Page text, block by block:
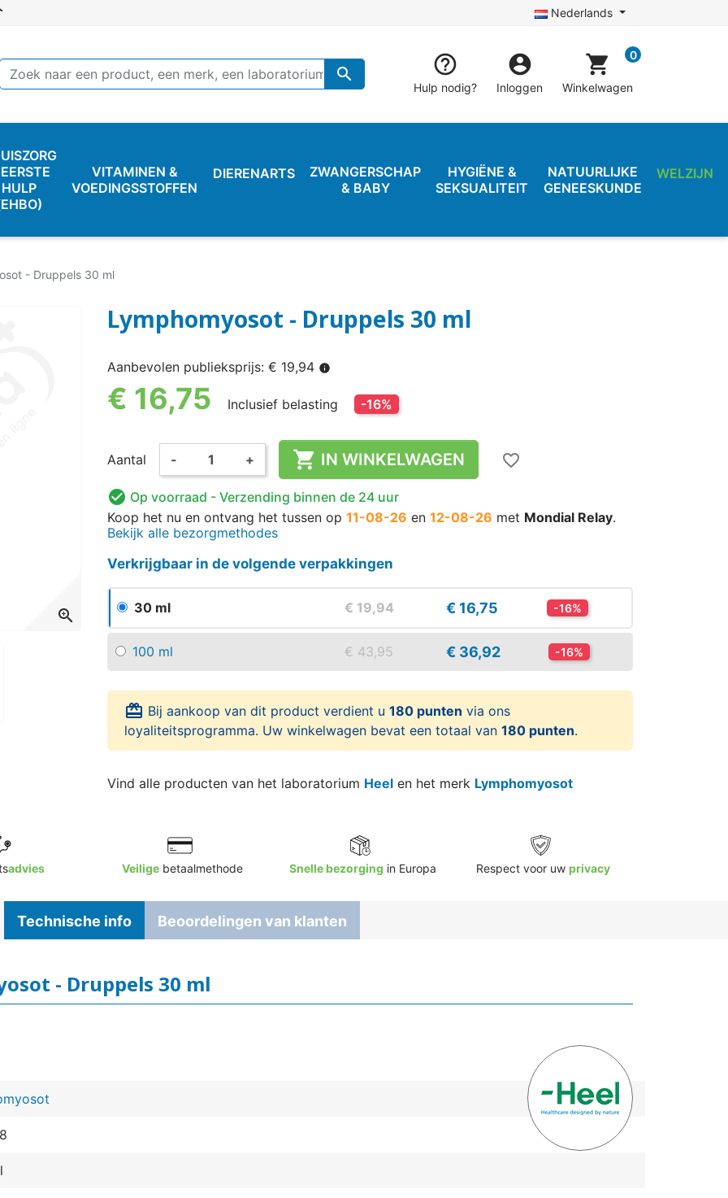
Nederlands
 
Hulp nodig?

Inloggen
shopping_cart 0
Winkelwagen
HULP
VITAMINEN &
VOEDINGSSTOFFEN
DIERENARTS
ZWANGERSCHAP
& BABY
HYGIËNE &
SEKSUALITEIT
NATUURLIJKE
GENEESKUNDE
WELZIJN
- Druppels 30 ml
zoom_in zoom_in
Lymphomyosot - Druppels 30 ml
Aanbevolen publieksprijs: € 19,94 info
€ 16,75 Inclusief belasting -16%
Aantal - +  IN WINKELWAGEN
favorite_border
 Op voorraad - Verzending binnen de 24 uur
Koop het nu en ontvang het tussen op 11-08-26 en 12-08-26 met Mondial Relay.
Bekijk alle bezorgmethodes
Verkrijgbaar in de volgende verpakkingen
30 ml € 19,94 € 16,75 -16%
100 ml € 43,95 € 36,92 -16%
card_giftcard Bij aankoop van dit product verdient u 180 punten via ons
loyaliteitsprogramma. Uw winkelwagen bevat een totaal van 180 punten.
Vind alle producten van het laboratorium Heelen het merk Lymphomyosot
advies Veiligebetaalmethode Snelle bezorging in Europa Respect voor uw privacy
Technische info Beoordelingen van klanten
- Druppels 30 ml